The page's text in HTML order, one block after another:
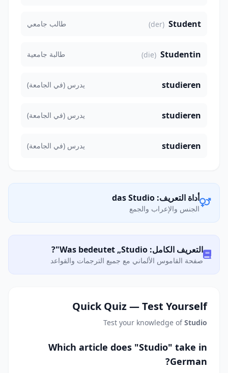
Student
(der) طالب جامعي
Studentin
(die) طالبة جامعية
studieren يدرس (في الجامعة)
studieren يدرس (في الجامعة)
studieren يدرس (في الجامعة)
أداة التعريف: das Studio
الجنس والإعراب والجمع
التعريف الكامل: Was bedeutet „Studio"?
صفحة القاموس الألماني مع جميع الترجمات والقواعد
Quick Quiz — Test Yourself
Test your knowledge ofStudio
Which article does "Studio" take in
German?